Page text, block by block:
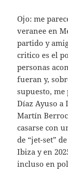
Ojo: me
veranee en
partido y
critico es el
personas
fueran y,
supuesto, me
Díaz Ayuso a
Martín
casarse con
de “jet-set”
Ibiza y en
incluso en